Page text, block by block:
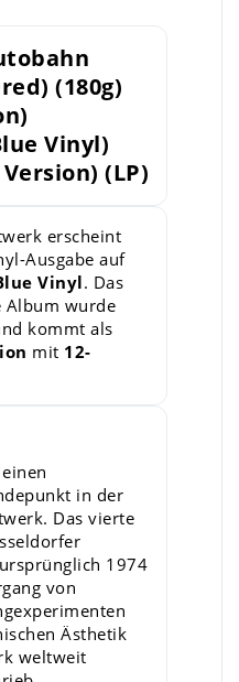
(180g)
Vinyl)
(LP)
erscheint
Ausgabe auf
Vinyl. Das
Album wurde
kommt als
mit 12-
in der
Das vierte
1974
von
Ästhetik
weltweit